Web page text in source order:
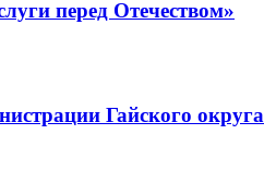
перед Отечеством»
Гайского округа